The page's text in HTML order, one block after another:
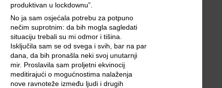
produktivan u lockdownu”.
No ja sam osjećala potrebu za potpuno
nečim suprotnim: da bih mogla sagledati
situaciju trebali su mi odmor i tišina.
Isključila sam se od svega i svih, bar na par
dana, da bih pronašla neki svoj unutarnji
mir. Proslavila sam proljetni ekvinocij
meditirajući o mogućnostima nalaženja
nove ravnoteže između ljudi i drugih